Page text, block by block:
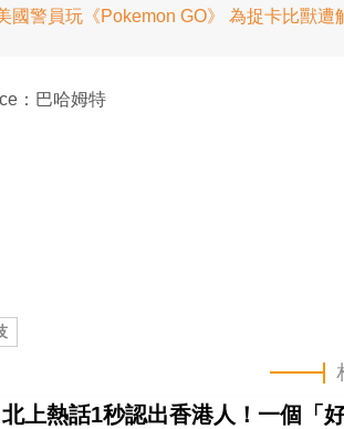
國警員玩《Pokemon GO》 為捉卡比獸遭
：巴哈姆特
北上熱話1秒認出香港人！一個「